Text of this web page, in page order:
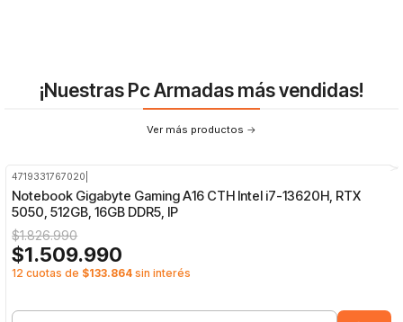
¡Nuestras Pc Armadas más vendidas!
Ver más productos
4719331767020
Notebook Gigabyte Gaming A16 CTH Intel i7-13620H, RTX
5050, 512GB, 16GB DDR5, IP
$1.826.990
$1.509.990
12 cuotas de $133.864 sin interés